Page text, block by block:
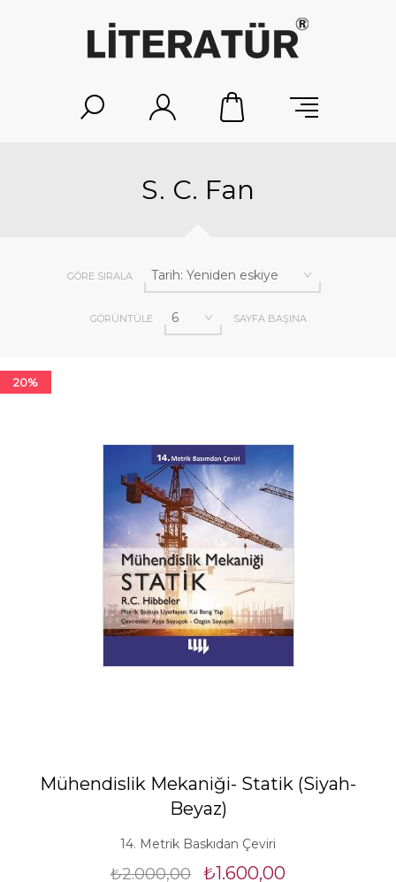
S. C. Fan
GÖRE SIRALA
GÖRÜNTÜLE SAYFA BAŞINA
20%
Mühendislik Mekaniği- Statik (Siyah-
Beyaz)
14. Metrik Baskıdan Çeviri
₺2.000,00 ₺1.600,00